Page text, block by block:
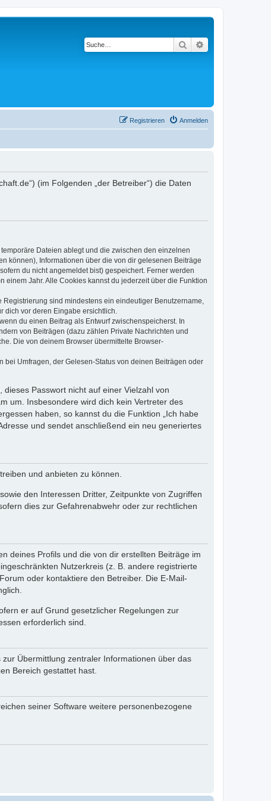
Suche
Anmelden
Registrieren
(im Folgenden „der Betreiber“) die Daten
Dateien ablegt und die zwischen den einzelnen
können), Informationen über die von dir gelesenen Beiträge
du nicht angemeldet bist) gespeichert. Ferner werden
Jahr. Alle Cookies kannst du jederzeit über die Funktion
sind mindestens ein eindeutiger Benutzername,
dich vor deren Eingabe ersichtlich.
du einen Beitrag als Entwurf zwischenspeicherst. In
von Beiträgen (dazu zählen Private Nachrichten und
Die von deinem Browser übermittelte Browser-
Umfragen, der Gelesen-Status von deinen Beiträgen oder
Passwort nicht auf einer Vielzahl von
um. Insbesondere wird dich kein Vertreter des
haben, so kannst du die Funktion „Ich habe
und sendet anschließend ein neu generiertes
und anbieten zu können.
den Interessen Dritter, Zeitpunkte von Zugriffen
dies zur Gefahrenabwehr oder zur rechtlichen
deines Profils und die von dir erstellten Beiträge im
Nutzerkreis (z. B. andere registrierte
oder kontaktiere den Betreiber. Die E-Mail-
er auf Grund gesetzlicher Regelungen zur
erforderlich sind.
Übermittlung zentraler Informationen über das
Bereich gestattet hast.
seiner Software weitere personenbezogene